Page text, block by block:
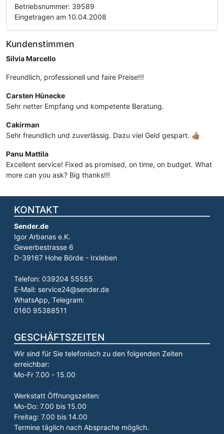
Betriebsnummer: 39589
Eingetragen am 10.04.2008
Kundenstimmen
Silvia Marcello
Freundlich, professionell und faire Preise!!!
Carsten Hünecke
Sehr netter Empfang und kompetente Beratung.
Cakirman
Sehr freundlich und zuverlässig. Dazu viel Geld gespart. 👍🏽
Panu Mattila
Excellent service! Fixed as promised, on time, on budget. What
more can you ask? Big thanks!!!
KONTAKT
Sender.de
Igor Arbanas e.K.
Gewerbestrasse 6
D-39167 Hohe Börde - Irxleben
Telefon: 039204 55555
E-Mail: service24@sender.de
WhatsApp, Telegram:
0160 95388511
GESCHÄFTSZEITEN
Wir sind für Sie telefonisch zu den folgenden Zeiten
erreichbar:
Mo-Fr 7.00 - 15.00
Werkstatt Öffnungszeiten:
Mo-Do: 7.00 bis 15.00
Freitag: 7.00 bis 14.00
Termine täglich nach Absprache möglich.